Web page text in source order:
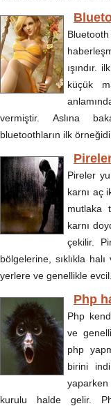
ışındır.
küçük
vermiştir. Aslına
bluetoothların ilk
Pireler
karnı aç
mutlaka
karnı
çekilir.
bölgelerine, sıklıkla
yerlere ve genellikle
Php
Php
ve
php
birini
kurulu halde gelir.